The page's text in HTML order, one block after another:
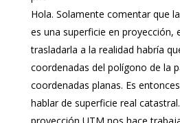
Hola. Solamente comentar que
es una superficie en proyección,
trasladarla a la realidad habría
coordenadas del polígono de la
coordenadas planas. Es
hablar de superficie real